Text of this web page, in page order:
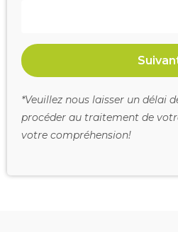
*Veuillez nous laisser un délai
procéder au traitement de
votre compréhension!